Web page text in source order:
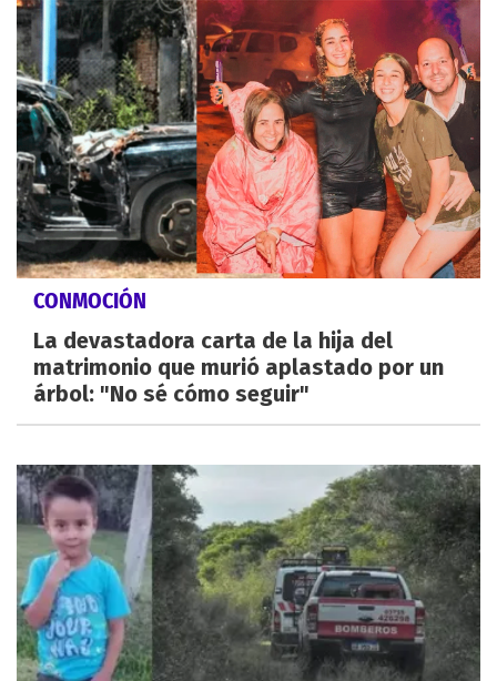
CONMOCIÓN
La devastadora carta de la hija del
matrimonio que murió aplastado por un
árbol: "No sé cómo seguir"